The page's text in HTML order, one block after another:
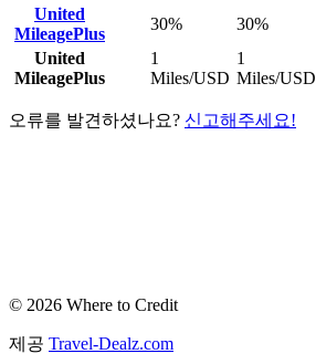
United
MileagePlus
30% 30%
United
MileagePlus
1
Miles/USD
1
Miles/USD
오류를 발견하셨나요? 신고해주세요!
© 2026 Where to Credit
제공 Travel-Dealz.com